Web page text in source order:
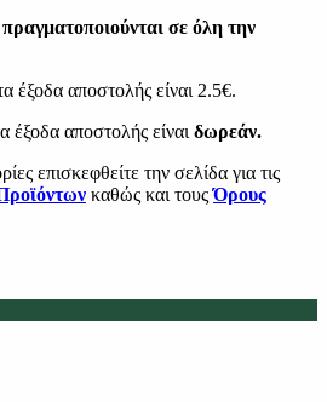
σε όλη την
αποστολής είναι 2.5€.
αποστολής είναι δωρεάν.
επισκεφθείτε την σελίδα για τις
καθώς και τουςΌρους